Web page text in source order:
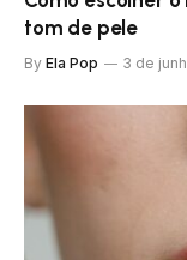
tom de pele
By Ela Pop 3 de